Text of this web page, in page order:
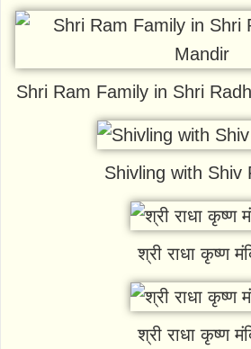
Shri Ram Family in Shri
Shivling with Shiv
श्री राधा कृष्ण
श्री राधा कृष्ण